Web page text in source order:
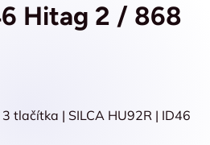
Hitag 2 / 868
tlačítka | SILCA HU92R | ID46